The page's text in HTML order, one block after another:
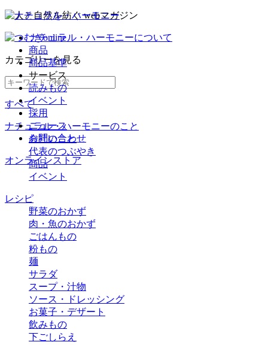
ナチュラル・ハーモニーについて
商品
商品基準
サービス
読みもの
イベント
採用
ニュース
お問い合わせ
オンラインストア
カテゴリーを見る
すべて
ナチュラル・ハーモニーのこと
会社のこと
代表のつぶやき
商品
イベント
レシピ
野菜のおかず
肉・魚のおかず
ごはんもの
粉もの
麺
サラダ
スープ・汁物
ソース・ドレッシング
お菓子・デザート
飲みもの
下ごしらえ